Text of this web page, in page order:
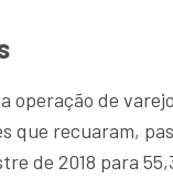
operação de
que recuaram,
de 2018 para